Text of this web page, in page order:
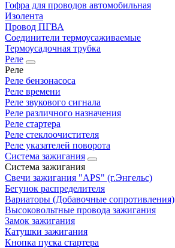
Гофра для проводов автомобильная
Изолента
Провод ПГВА
Соединители термоусаживаемые
Термоусадочная трубка
Реле
Реле
Реле бензонасоса
Реле времени
Реле звукового сигнала
Реле различного назначения
Реле стартера
Реле стеклоочистителя
Реле указателей поворота
Система зажигания
Система зажигания
Свечи зажигания "APS" (г.Энгельс)
Бегунок распределителя
Вариаторы (Добавочные сопротивления)
Высоковольтные провода зажигания
Замок зажигания
Катушки зажигания
Кнопка пуска стартера